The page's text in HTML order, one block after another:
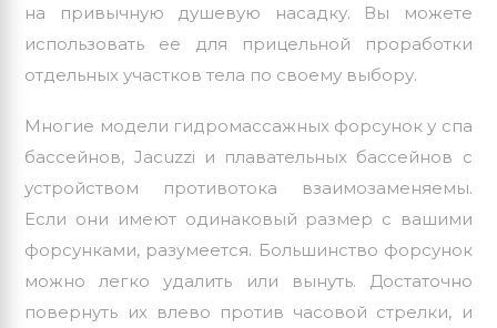
на привычную душевую насадку. Вы можете
использовать ее для прицельной проработки
отдельных участков тела по своему выбору.
Многие модели гидромассажных форсунок у спа
бассейнов, Jacuzzi и плавательных бассейнов с
устройством противотока взаимозаменяемы.
Если они имеют одинаковый размер с вашими
форсунками, разумеется. Большинство форсунок
можно легко удалить или вынуть. Достаточно
повернуть их влево против часовой стрелки, и